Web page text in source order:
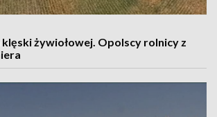
klęski żywiołowej. Opolscy rolnicy z